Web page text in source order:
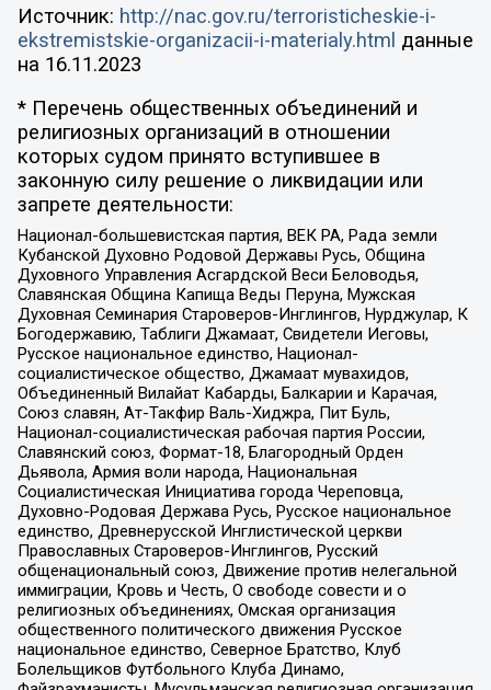
Источник: http://nac.gov.ru/terroristicheskie-i-
ekstremistskie-organizacii-i-materialy.html данные
на 16.11.2023
* Перечень общественных объединений и
религиозных организаций в отношении
которых судом принято вступившее в
законную силу решение о ликвидации или
запрете деятельности:
Национал-большевистская партия, ВЕК РА, Рада земли
Кубанской Духовно Родовой Державы Русь, Община
Духовного Управления Асгардской Веси Беловодья,
Славянская Община Капища Веды Перуна, Мужская
Духовная Семинария Староверов-Инглингов, Нурджулар, К
Богодержавию, Таблиги Джамаат, Свидетели Иеговы,
Русское национальное единство, Национал-
социалистическое общество, Джамаат мувахидов,
Объединенный Вилайат Кабарды, Балкарии и Карачая,
Союз славян, Ат-Такфир Валь-Хиджра, Пит Буль,
Национал-социалистическая рабочая партия России,
Славянский союз, Формат-18, Благородный Орден
Дьявола, Армия воли народа, Национальная
Социалистическая Инициатива города Череповца,
Духовно-Родовая Держава Русь, Русское национальное
единство, Древнерусской Инглистической церкви
Православных Староверов-Инглингов, Русский
общенациональный союз, Движение против нелегальной
иммиграции, Кровь и Честь, О свободе совести и о
религиозных объединениях, Омская организация
общественного политического движения Русское
национальное единство, Северное Братство, Клуб
Болельщиков Футбольного Клуба Динамо,